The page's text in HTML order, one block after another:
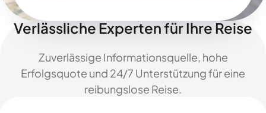
Verlässliche Experten für Ihre Reise
Zuverlässige Informationsquelle, hohe
Erfolgsquote und 24/7 Unterstützung für eine
reibungslose Reise.